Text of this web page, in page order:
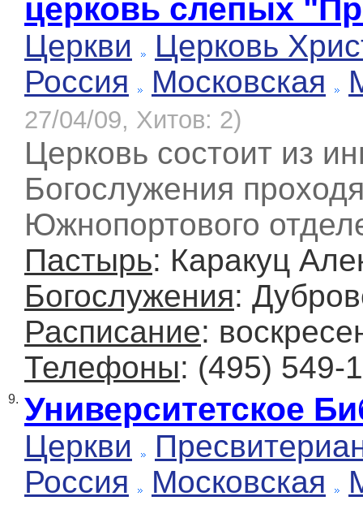
церковь слепых
Церкви
Церковь
Россия
Московская
27/04/09, Хитов: 2)
Церковь состоит из
Богослужения
Южнопортового
Пастырь: Каракуц
Богослужения:
Расписание:
Телефоны: (495) 549-
9. Университетское
Церкви
Россия
Московская